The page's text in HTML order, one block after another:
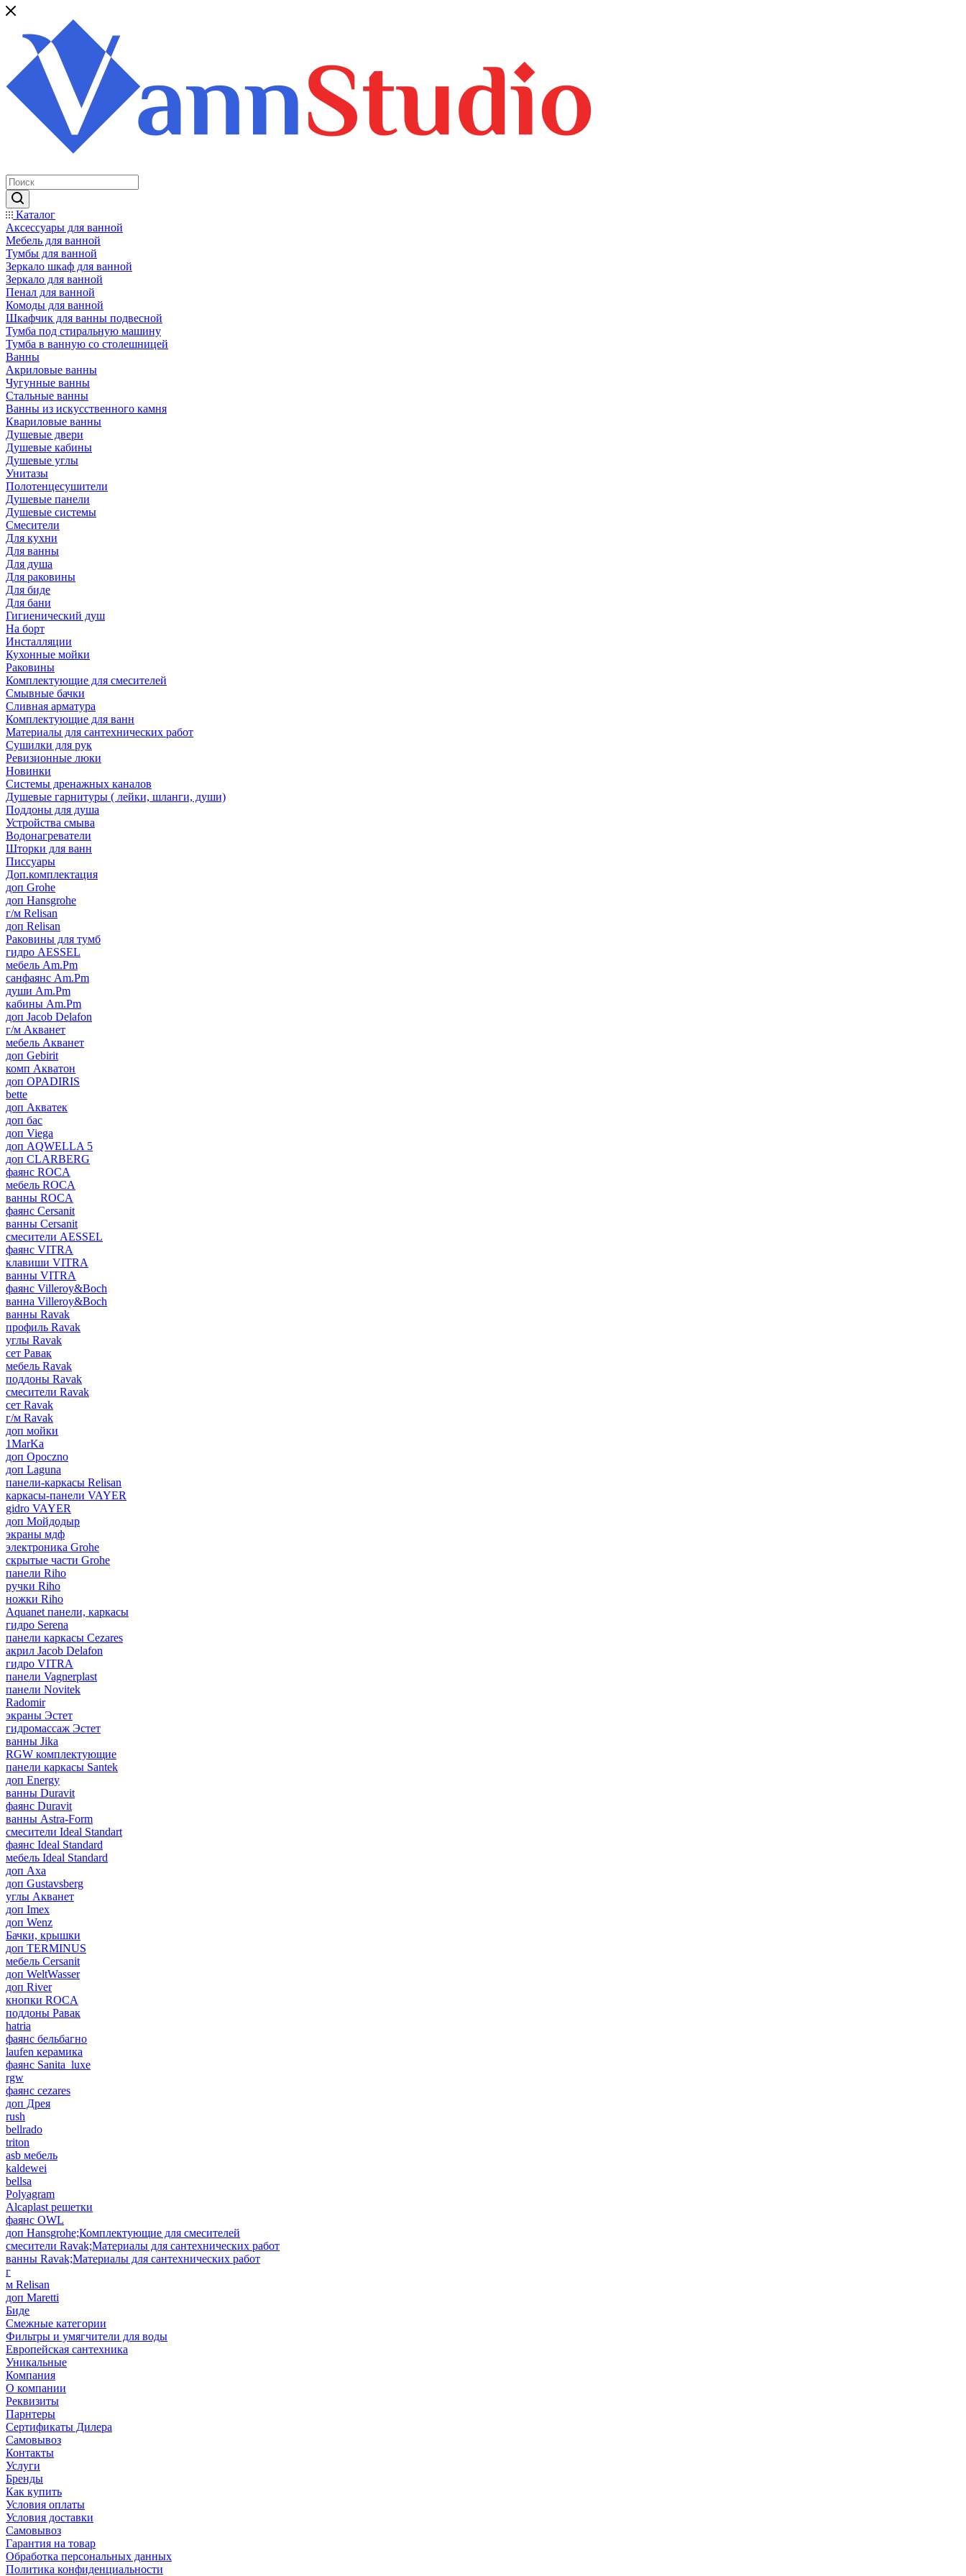
Каталог
Аксессуары для ванной
Мебель для ванной
Тумбы для ванной
Зеркало шкаф для ванной
Зеркало для ванной
Пенал для ванной
Комоды для ванной
Шкафчик для ванны подвесной
Тумба под стиральную машину
Тумба в ванную со столешницей
Ванны
Акриловые ванны
Чугунные ванны
Стальные ванны
Ванны из искусственного камня
Квариловые ванны
Душевые двери
Душевые кабины
Душевые углы
Унитазы
Полотенцесушители
Душевые панели
Душевые системы
Смесители
Для кухни
Для ванны
Для душа
Для раковины
Для биде
Для бани
Гигиенический душ
На борт
Инсталляции
Кухонные мойки
Раковины
Комплектующие для смесителей
Смывные бачки
Сливная арматура
Комплектующие для ванн
Материалы для сантехнических работ
Сушилки для рук
Ревизионные люки
Новинки
Системы дренажных каналов
Душевые гарнитуры ( лейки, шланги, души)
Поддоны для душа
Устройства смыва
Водонагреватели
Шторки для ванн
Писсуары
Доп.комплектация
доп Grohe
доп Hansgrohe
г/м Relisan
доп Relisan
Раковины для тумб
гидро AESSEL
мебель Am.Pm
санфаянс Am.Pm
души Am.Pm
кабины Am.Pm
доп Jacob Delafon
г/м Акванет
мебель Акванет
доп Gebirit
комп Акватон
доп OPADIRIS
bette
доп Акватек
доп бас
доп Viega
доп AQWELLA 5
доп CLARBERG
фаянс ROCA
мебель ROCA
ванны ROCA
фаянс Cersanit
ванны Cersanit
смесители AESSEL
фаянс VITRA
клавиши VITRA
ванны VITRA
фаянс Villeroy&Boch
ванна Villeroy&Boch
ванны Ravak
профиль Ravak
углы Ravak
сет Равак
мебель Ravak
поддоны Ravak
смесители Ravak
сет Ravak
г/м Ravak
доп мойки
1MarKa
доп Opoczno
доп Laguna
панели-каркасы Relisan
каркасы-панели VAYER
gidro VAYER
доп Мойдодыр
экраны мдф
электроника Grohe
скрытые части Grohe
панели Riho
ручки Riho
ножки Riho
Aquanet панели, каркасы
гидро Serena
панели каркасы Cezares
акрил Jacob Delafon
гидро VITRA
панели Vagnerplast
панели Novitek
Radomir
экраны Эстет
гидромассаж Эстет
ванны Jika
RGW комплектующие
панели каркасы Santek
доп Energy
ванны Duravit
фаянс Duravit
ванны Astra-Form
смесители Ideal Standart
фаянс Ideal Standard
мебель Ideal Standard
доп Axa
доп Gustavsberg
углы Акванет
доп Imex
доп Wenz
Бачки, крышки
доп TERMINUS
мебель Cersanit
доп WeltWasser
доп River
кнопки ROCA
поддоны Равак
hatria
фаянс бельбагно
laufen керамика
фаянс Sanita_luxe
rgw
фаянс cezares
доп Дрея
rush
bellrado
triton
asb мебель
kaldewei
bellsa
Polyagram
Alcaplast решетки
фаянс OWL
доп Hansgrohe;Комплектующие для смесителей
смесители Ravak;Материалы для сантехнических работ
ванны Ravak;Материалы для сантехнических работ
г
м Relisan
доп Maretti
Биде
Смежные категории
Фильтры и умягчители для воды
Европейская сантехника
Уникальные
Компания
О компании
Реквизиты
Парнтеры
Сертификаты Дилера
Самовывоз
Контакты
Услуги
Бренды
Как купить
Условия оплаты
Условия доставки
Самовывоз
Гарантия на товар
Обработка персональных данных
Политика конфиденциальности